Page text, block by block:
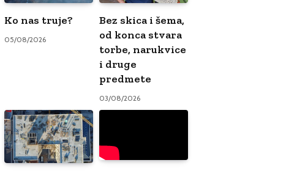
Ko nas truje?
05/08/2026
Bez skica i šema,
od konca stvara
torbe, narukvice
i druge
predmete
03/08/2026